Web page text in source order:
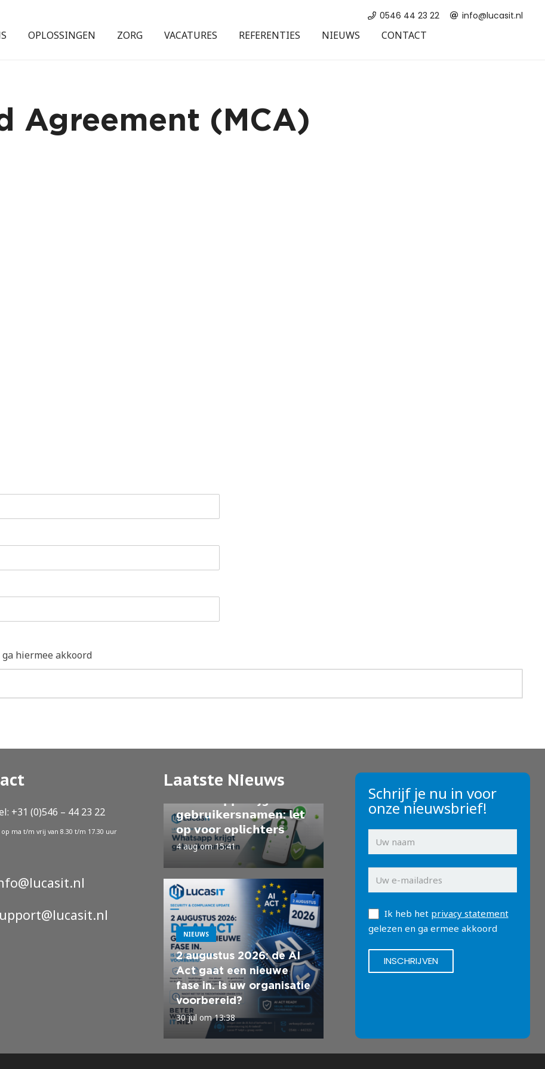
0546 44 23 22 info@lucasit.nl
OPLOSSINGEN ZORG VACATURES REFERENTIES NIEUWS CONTACT
Agreement (MCA)
hiermee akkoord
+31 (0)546 – 44 23 22
ma t/m vrij van 8.30 t/m 17.30 uur
Laatste Nieuws
NIEUWS
𝗴𝗲𝗯𝗿𝘂𝗶𝗸𝗲𝗿𝘀𝗻𝗮𝗺𝗲𝗻: 𝗹𝗲𝘁
𝗼𝗽 𝘃𝗼𝗼𝗿 𝗼𝗽𝗹𝗶𝗰𝗵𝘁𝗲𝗿𝘀
4 aug om 15:41
NIEUWS
2 augustus 2026: de AI
Act gaat een nieuwe
fase in. Is uw organisatie
voorbereid?
30 jul om 13:38
Schrijf je nu in voor
onze nieuwsbrief!
Ik heb het privacy statement
gelezen en ga ermee akkoord